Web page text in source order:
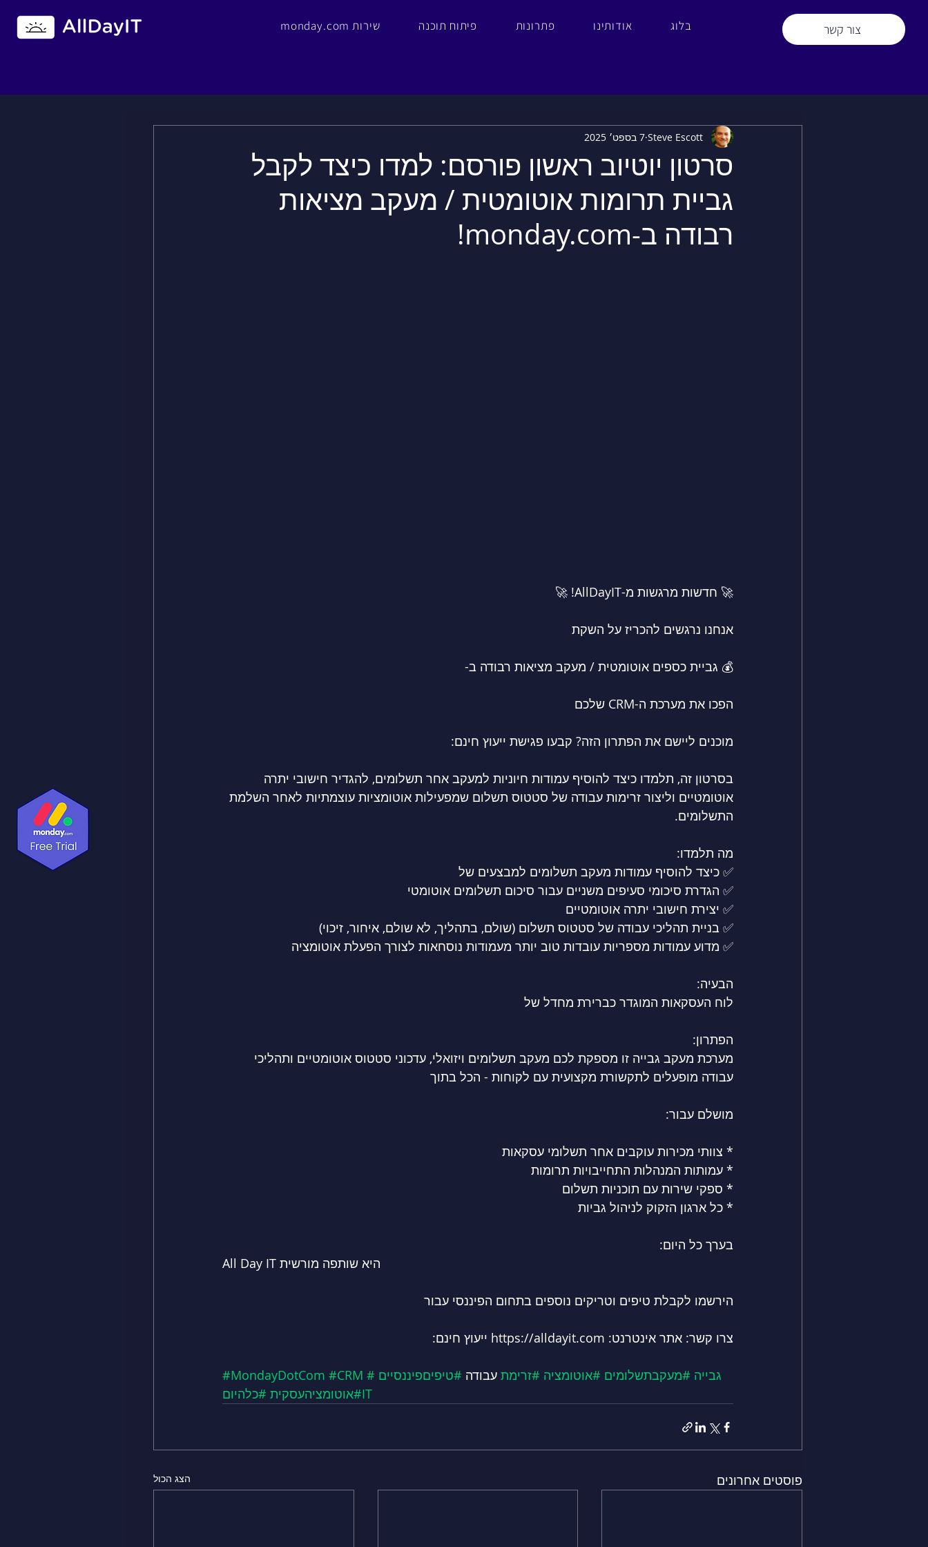
monday.com שירות פיתוח תוכנה פתרונות אודותינו בלוג צור קשר
סרטון יוטיוב ראשון פורסם: למדו כיצד לקבל
גביית תרומות אוטומטית / מעקב מציאות
רבודה ב-monday.com!
Steve Escott 7 בספט׳ 2025
🚀 חדשות מרגשות מ-AllDayIT! 🚀
אנחנו נרגשים להכריז על השקת
💰 גביית כספים אוטומטית / מעקב מציאות רבודה ב-
הפכו את מערכת ה-CRM שלכם
מוכנים ליישם את הפתרון הזה? קבעו פגישת ייעוץ חינם:
בסרטון זה, תלמדו כיצד להוסיף עמודות חיוניות למעקב אחר תשלומים, להגדיר חישובי יתרה
אוטומטיים וליצור זרימות עבודה של סטטוס תשלום שמפעילות אוטומציות עוצמתיות לאחר השלמת
התשלומים.
מה תלמדו:
✅ כיצד להוסיף עמודות מעקב תשלומים למבצעים של
✅ הגדרת סיכומי סעיפים משניים עבור סיכום תשלומים אוטומטי
✅ יצירת חישובי יתרה אוטומטיים
✅ בניית תהליכי עבודה של סטטוס תשלום (שולם, בתהליך, לא שולם, איחור, זיכוי)
✅ מדוע עמודות מספריות עובדות טוב יותר מעמודות נוסחאות לצורך הפעלת אוטומציה
הבעיה:
לוח העסקאות המוגדר כברירת מחדל של
הפתרון:
מערכת מעקב גבייה זו מספקת לכם מעקב תשלומים ויזואלי, עדכוני סטטוס אוטומטיים ותהליכי
עבודה מופעלים לתקשורת מקצועית עם לקוחות - הכל בתוך
מושלם עבור:
* צוותי מכירות עוקבים אחר תשלומי עסקאות
* עמותות המנהלות התחייבויות תרומות
* ספקי שירות עם תוכניות תשלום
* כל ארגון הזקוק לניהול גביות
בערך כל היום:
הירשמו לקבלת טיפים וטריקים נוספים בתחום הפיננסי עבור
צרו קשר: אתר אינטרנט: https://alldayit.com ייעוץ חינם:
#MondayDotCom #CRM #גבייה #מעקבתשלומים #אוטומציה #זרימת עבודה #טיפיםפיננסיים
#אוטומציהעסקית#כלהיוםIT
פוסטים אחרונים הצג הכול